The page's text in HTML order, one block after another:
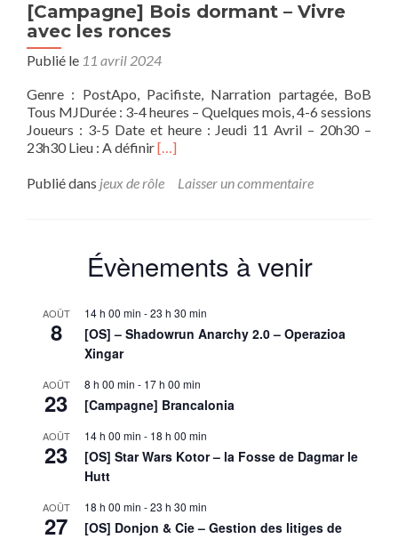
[Campagne] Bois dormant – Vivre
avec les ronces
Publié le 11 avril 2024
Genre : PostApo, Pacifiste, Narration partagée, BoB
Tous MJDurée : 3-4 heures – Quelques mois, 4-6 sessions
Joueurs : 3-5 Date et heure : Jeudi 11 Avril – 20h30 –
23h30 Lieu : A définirEn
plus
Vivre
les
[…]
Publié dans jeux de rôle Laisser un commentaire
Évènements à venir
AOÛT
8
14 h 00 min -23 h 30 min
[OS] – Shadowrun Anarchy 2.0 – Operazioa
Xingar
AOÛT
23
8 h 00 min - 17 h 00 min
[Campagne] Brancalonia
AOÛT
23
14 h 00 min - 18 h 00 min
[OS] Star Wars Kotor – la Fosse de Dagmar le
Hutt
AOÛT
27
18 h 00 min -23 h 30 min
[OS] Donjon & Cie – Gestion des litiges de